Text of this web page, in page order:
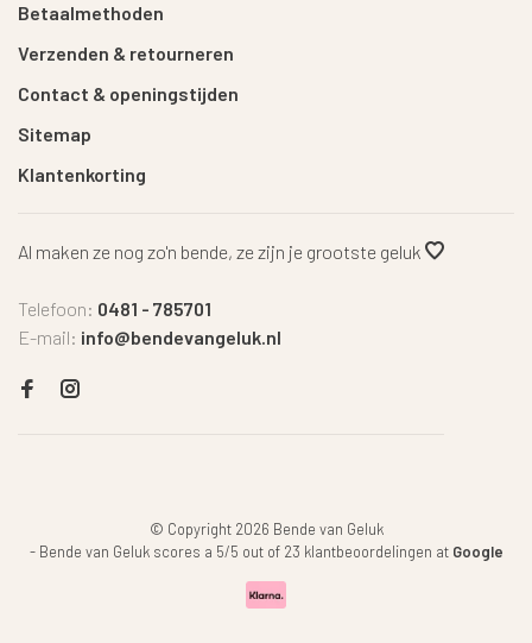
Betaalmethoden
Verzenden & retourneren
Contact & openingstijden
Sitemap
Klantenkorting
Al maken ze nog zo'n bende, ze zijn je grootste geluk
Telefoon: 0481 - 785701
E-mail: info@bendevangeluk.nl
© Copyright 2026 Bende van Geluk
- Bende van Geluk scores a 5/5 out of 23 klantbeoordelingen at Google